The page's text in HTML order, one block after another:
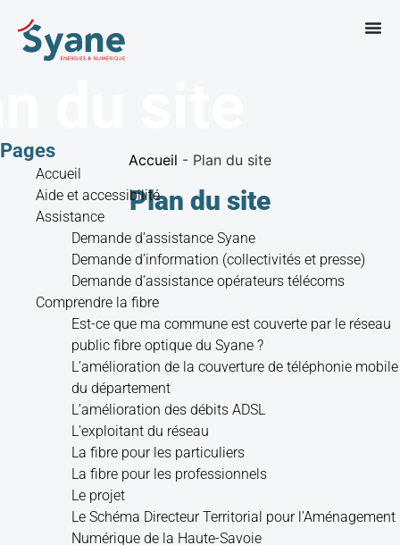
Accueil - Plan du site
Plan du site
Pages
Accueil
Aide et accessibilité
Assistance
Demande d’assistance Syane
Demande d’information (collectivités et presse)
Demande d’assistance opérateurs télécoms
Comprendre la fibre
Est-ce que ma commune est couverte par le réseau
public fibre optique du Syane ?
L’amélioration de la couverture de téléphonie mobile
du département
L’amélioration des débits ADSL
L’exploitant du réseau
La fibre pour les particuliers
La fibre pour les professionnels
Le projet
Le Schéma Directeur Territorial pour l’Aménagement
Numérique de la Haute-Savoie